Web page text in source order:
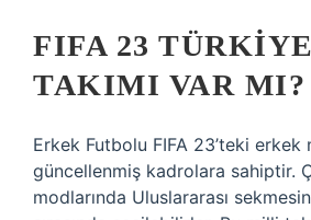
FIFA 23
TAKIMI VAR MI?
Erkek Futbolu FIFA 23’teki erkek
güncellenmiş kadrolara sahiptir.
modlarında Uluslararası